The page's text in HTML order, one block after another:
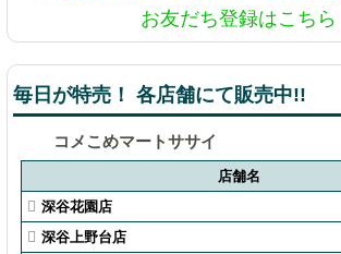
お友だち登録はこちら
毎日が特売！ 各店舗にて販売中!!
コメこめマートササイ
店舗名
深谷花園店
深谷上野台店